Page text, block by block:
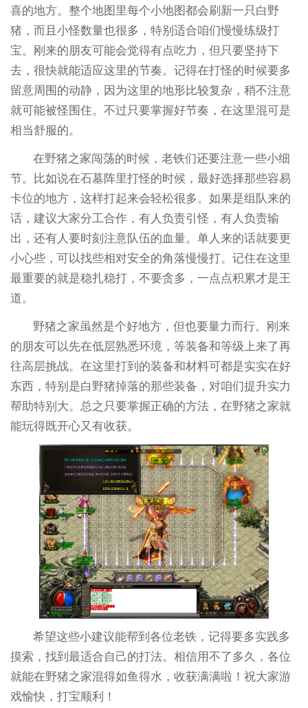
喜的地方。整个地图里每个小地图都会刷新一只白野
猪，而且小怪数量也很多，特别适合咱们慢慢练级打
宝。刚来的朋友可能会觉得有点吃力，但只要坚持下
去，很快就能适应这里的节奏。记得在打怪的时候要多
留意周围的动静，因为这里的地形比较复杂，稍不注意
就可能被怪围住。不过只要掌握好节奏，在这里混可是
相当舒服的。
在野猪之家闯荡的时候，老铁们还要注意一些小细
节。比如说在石墓阵里打怪的时候，最好选择那些容易
卡位的地方，这样打起来会轻松很多。如果是组队来的
话，建议大家分工合作，有人负责引怪，有人负责输
出，还有人要时刻注意队伍的血量。单人来的话就要更
小心些，可以找些相对安全的角落慢慢打。记住在这里
最重要的就是稳扎稳打，不要贪多，一点点积累才是王
道。
野猪之家虽然是个好地方，但也要量力而行。刚来
的朋友可以先在低层熟悉环境，等装备和等级上来了再
往高层挑战。在这里打到的装备和材料可都是实实在好
东西，特别是白野猪掉落的那些装备，对咱们提升实力
帮助特别大。总之只要掌握正确的方法，在野猪之家就
能玩得既开心又有收获。
希望这些小建议能帮到各位老铁，记得要多实践多
摸索，找到最适合自己的打法。相信用不了多久，各位
就能在野猪之家混得如鱼得水，收获满满啦！祝大家游
戏愉快，打宝顺利！